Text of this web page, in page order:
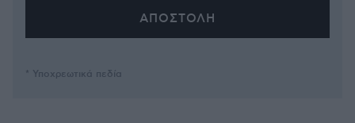
* Υποχρεωτικά πεδία